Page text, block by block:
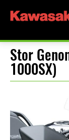
Stor
1000SX)